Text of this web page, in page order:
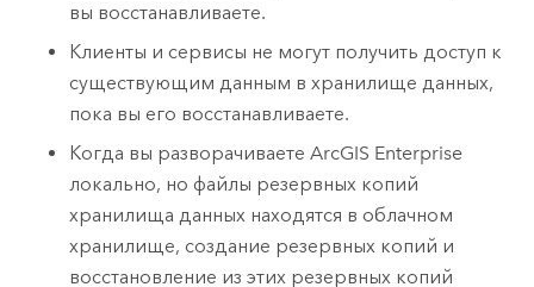
вы восстанавливаете.
Клиенты и сервисы не могут получить доступ к
существующим данным в хранилище данных,
пока вы его восстанавливаете.
Когда вы разворачиваетеArcGIS Enterprise
локально, но файлы резервных копий
хранилища данных находятся в облачном
хранилище, создание резервных копий и
восстановление из этих резервных копий